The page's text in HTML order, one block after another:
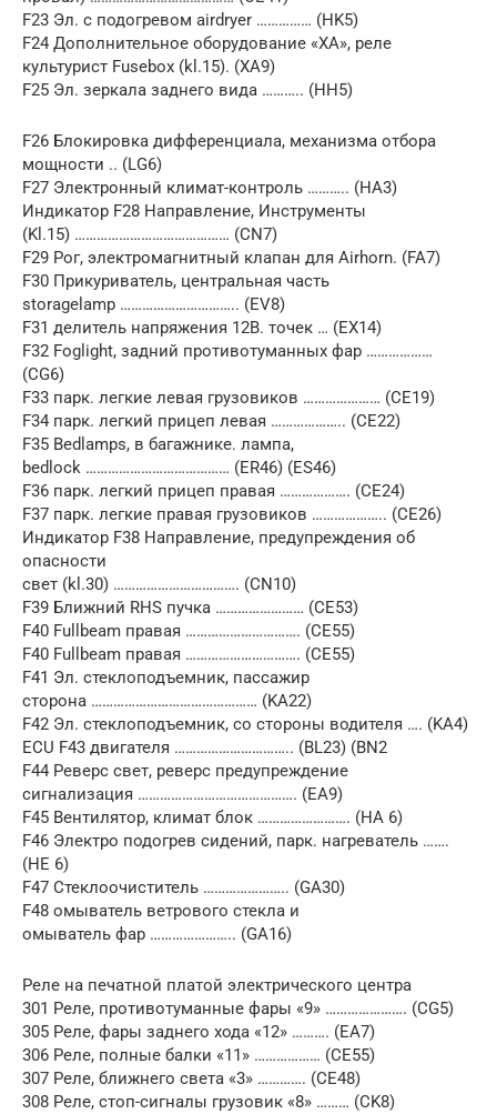
F23 Эл. с подогревом airdryer …………… (HK5)
F24 Дополнительное оборудование «ХА», реле
культурист Fusebox (kl.15). (XA9)
F25 Эл. зеркала заднего вида ……….. (HH5)
F26 Блокировка дифференциала, механизма отбора
мощности .. (LG6)
F27 Электронный климат-контроль ……….. (HA3)
Индикатор F28 Направление, Инструменты
(Kl.15) …………………………………… (CN7)
F29 Рог, электромагнитный клапан для Airhorn. (FA7)
F30 Прикуриватель, центральная часть
storagelamp ………………………….. (EV8)
F31 делитель напряжения 12В. точек … (EX14)
F32 Foglight, задний противотуманных фар ………………
(CG6)
F33 парк. легкие левая грузовиков ………………… (CE19)
F34 парк. легкий прицеп левая ……………….. (CE22)
F35 Bedlamps, в багажнике. лампа,
bedlock ………………………………… (ER46) (ES46)
F36 парк. легкий прицеп правая ………………. (CE24)
F37 парк. легкие правая грузовиков ……………….. (CE26)
Индикатор F38 Направление, предупреждения об
опасности
свет (kl.30) ……………………………. (CN10)
F39 Ближний RHS пучка …………………… (CE53)
F40 Fullbeam правая …………………………. (CE55)
F40 Fullbeam правая …………………………. (CE55)
F41 Эл. стеклоподъемник, пассажир
сторона ……………………………………… (KA22)
F42 Эл. стеклоподъемник, со стороны водителя …. (KA4)
ECU F43 двигателя ………………………….. (BL23) (BN2
F44 Реверс свет, реверс предупреждение
сигнализация ……………………………………. (EA9)
F45 Вентилятор, климат блок ……………………. (HA 6)
F46 Электро подогрев сидений, парк. нагреватель …….
(НЕ 6)
F47 Стеклоочиститель ………………….. (GA30)
F48 омыватель ветрового стекла и
омыватель фар ………………….. (GA16)
Реле на печатной платой электрического центра
301 Реле, противотуманные фары «9» …………………. (CG5)
305 Реле, фары заднего хода «12» ………. (EA7)
306 Реле, полные балки «11» ……………… (CE55)
307 Реле, ближнего света «3» …………. (CE48)
308 Реле, стоп-сигналы грузовик «8» ……… (CK8)